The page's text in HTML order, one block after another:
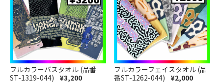
フルカラーバスタオル (品番
ST-1319-044) ¥3,200
フルカラーフェイスタオル (品
番ST-1262-044) ¥2,000